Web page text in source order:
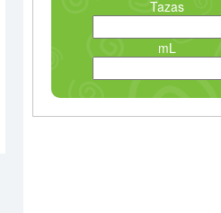
Tazas
mL